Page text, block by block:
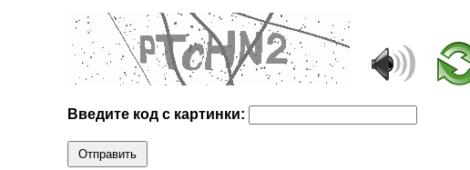
Введите код с картинки:
Отправить